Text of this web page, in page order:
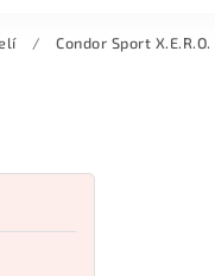
/ Condor Sport